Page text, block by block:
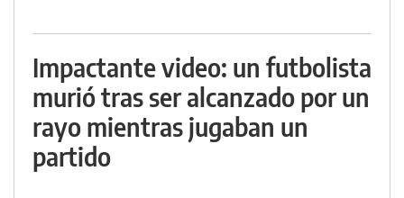
Impactante video: un futbolista
murió tras ser alcanzado por un
rayo mientras jugaban un
partido